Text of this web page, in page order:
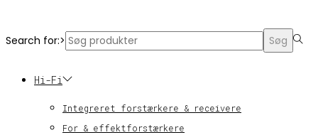
Search for:> Søg
Hi-Fi
Integreret forstærkere & receivere
For & effektforstærkere